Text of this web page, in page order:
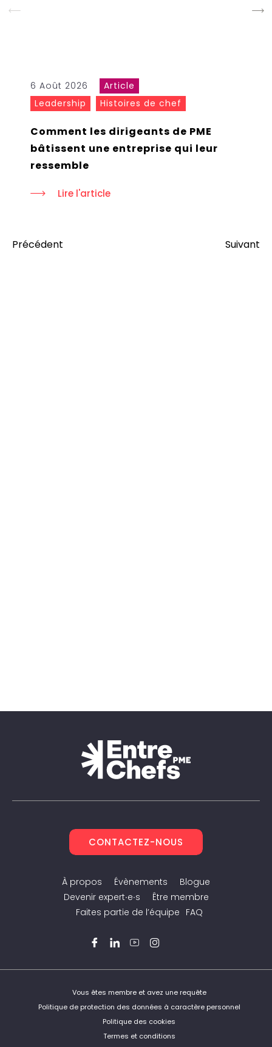
6 Août 2026
Article
Leadership
Histoires de chef
Comment les dirigeants de PME
bâtissent une entreprise qui leur
ressemble
Lire l'article
Précédent Suivant
CONTACTEZ-NOUS
À propos Évènements
Blogue
Devenir expert∙e∙s
Être membre
Faites partie de l’équipe FAQ
FacebookLinkedInYouTubeInstagram
Vous êtes membre et avez une requête
Politique de protection des données à caractère personnel
Politique des cookies
Termes et conditions